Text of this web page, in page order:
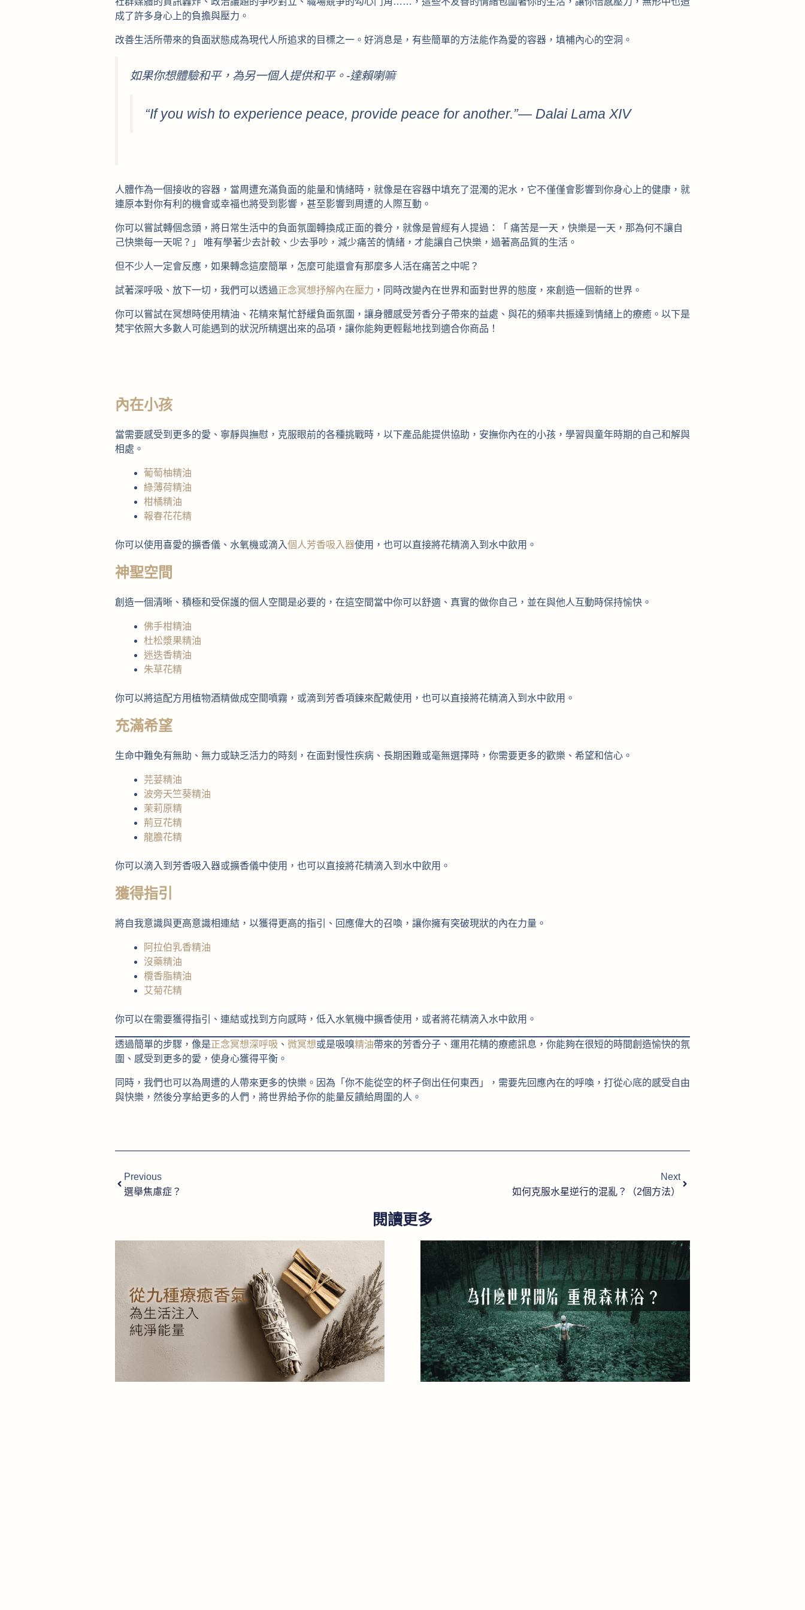
成了許多身心上的負擔與壓力。
改善生活所帶來的負面狀態成為現代人所追求的目標之一。好消息是，有些簡單的方法能作為愛的容器，填補內心的空洞。
如果你想體驗和平，為另一個人提供和平。-達賴喇嘛
“If you wish to experience peace, provide peace for another.”— Dalai Lama XIV
人體作為一個接收的容器，當周遭充滿負面的能量和情緒時，就像是在容器中填充了混濁的泥水，它不僅僅會影響到你身心上的健康，就
連原本對你有利的機會或幸福也將受到影響，甚至影響到周遭的人際互動。
你可以嘗試轉個念頭，將日常生活中的負面氛圍轉換成正面的養分，就像是曾經有人提過：「 痛苦是一天，快樂是一天，那為何不讓自
己快樂每一天呢？」 唯有學著少去計較、少去爭吵，減少痛苦的情緒，才能讓自己快樂，過著高品質的生活。
但不少人一定會反應，如果轉念這麼簡單，怎麼可能還會有那麼多人活在痛苦之中呢？
試著深呼吸、放下一切，我們可以透過正念冥想抒解內在壓力 ，同時改變內在世界和面對世界的態度，來創造一個新的世界。
你可以嘗試在冥想時使用精油、花精來幫忙舒緩負面氛圍，讓身體感受芳香分子帶來的益處、與花的頻率共振達到情緒上的療癒。以下是
梵宇依照大多數人可能遇到的狀況所精選出來的品項，讓你能夠更輕鬆地找到適合你商品！
內在小孩
當需要感受到更多的愛、寧靜與撫慰，克服眼前的各種挑戰時，以下產品能提供協助，安撫你內在的小孩，學習與童年時期的自己和解與
相處。
葡萄柚精油
綠薄荷精油
柑橘精油
報春花花精
你可以使用喜愛的擴香儀、水氧機或滴入個人芳香吸入器使用，也可以直接將花精滴入到水中飲用。
神聖空間
創造一個清晰、積極和受保護的個人空間是必要的，在這空間當中你可以舒適、真實的做你自己，並在與他人互動時保持愉快。
佛手柑精油
杜松漿果精油
迷迭香精油
朱草花精
你可以將這配方用植物酒精做成空間噴霧，或滴到芳香項鍊來配戴使用，也可以直接將花精滴入到水中飲用。
充滿希望
生命中難免有無助、無力或缺乏活力的時刻，在面對慢性疾病、長期困難或毫無選擇時，你需要更多的歡樂、希望和信心。
芫荽精油
波旁天竺葵精油
茉莉原精
荊豆花精
龍膽花精
你可以滴入到芳香吸入器或擴香儀中使用，也可以直接將花精滴入到水中飲用。
獲得指引
將自我意識與更高意識相連結，以獲得更高的指引、回應偉大的召喚，讓你擁有突破現狀的內在力量。
阿拉伯乳香精油
沒藥精油
欖香脂精油
艾菊花精
你可以在需要獲得指引、連結或找到方向感時，低入水氧機中擴香使用，或者將花精滴入水中飲用。
透過簡單的步驟，像是正念冥想深呼吸 、 微冥想或是吸嗅精油帶來的芳香分子、運用花精的療癒訊息，你能夠在很短的時間創造愉快的氛
圍、感受到更多的愛，使身心獲得平衡。
同時，我們也可以為周遭的人帶來更多的快樂。因為「你不能從空的杯子倒出任何東西」，需要先回應內在的呼喚，打從心底的感受自由
與快樂，然後分享給更多的人們，將世界給予你的能量反饋給周圍的人。
Previous
選舉焦慮症？
Next
如何克服水星逆行的混亂？（2個方法）
閱讀更多